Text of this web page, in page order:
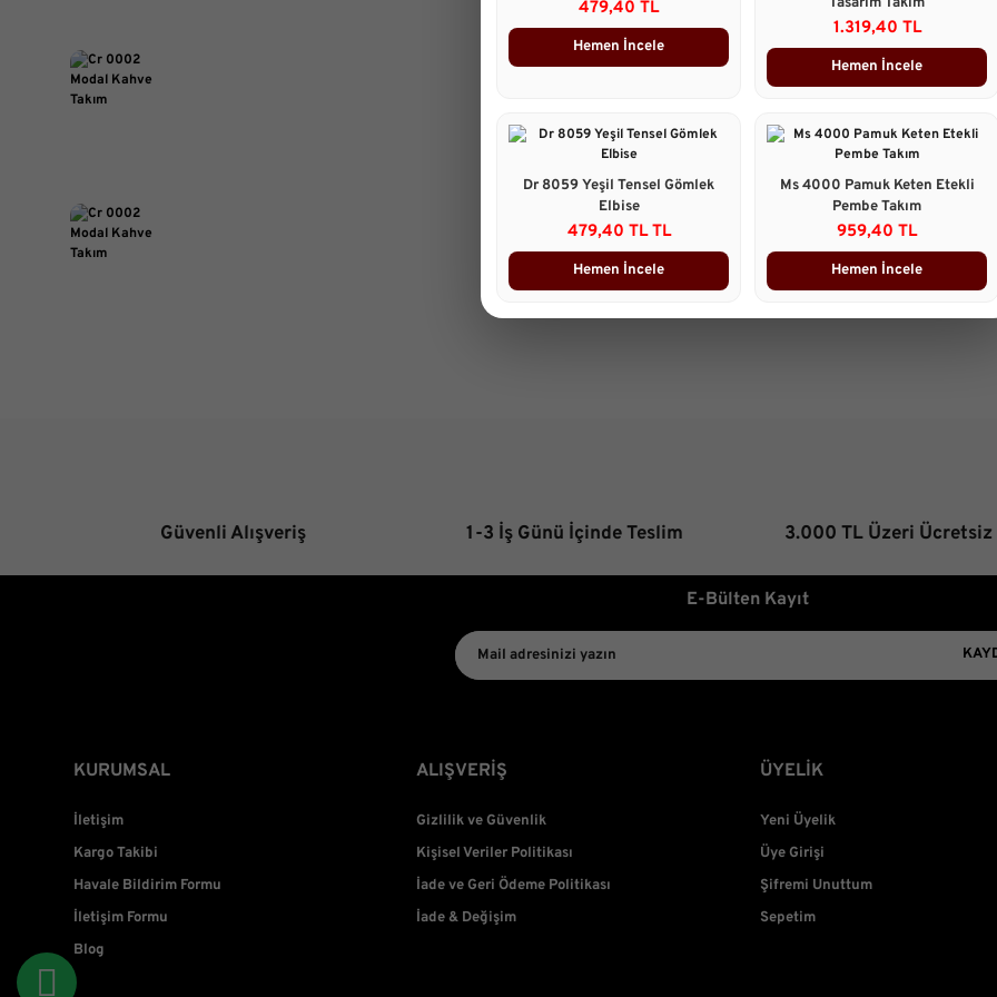
479,40 TL
Hemen İncele
1.319,40 TL
Hemen İncele
Dr 8059 Yeşil Tensel Gömlek
Elbise
479,40 TL TL
Hemen İncele
Ms 4000 Pamuk Keten Etekli
Pembe Takım
959,40 TL
Hemen İncele
Taksit Seçenekleri
Önerileriniz
Bu ürünün fiyat bilgisi, resim,
gördüğünüz noktaları öneri
Görüş ve önerileriniz için
Ürün resmi kalitesiz, bozuk
Güvenli Alışveriş 1-3 İş Günü İçinde Teslim 3.000 TL Üzeri Ücretsiz
E-Bülten Kayıt
KURUMSAL
İletişim
Kargo Takibi
Havale Bildirim Formu
İletişim Formu
Blog
ALIŞVERİŞ
Gizlilik ve Güvenlik
Kişisel Veriler Politikası
İade ve Geri Ödeme Politikası
İade & Değişim
ÜYELİK
Yeni Üyelik
Üye Girişi
Şifremi Unuttum
Sepetim